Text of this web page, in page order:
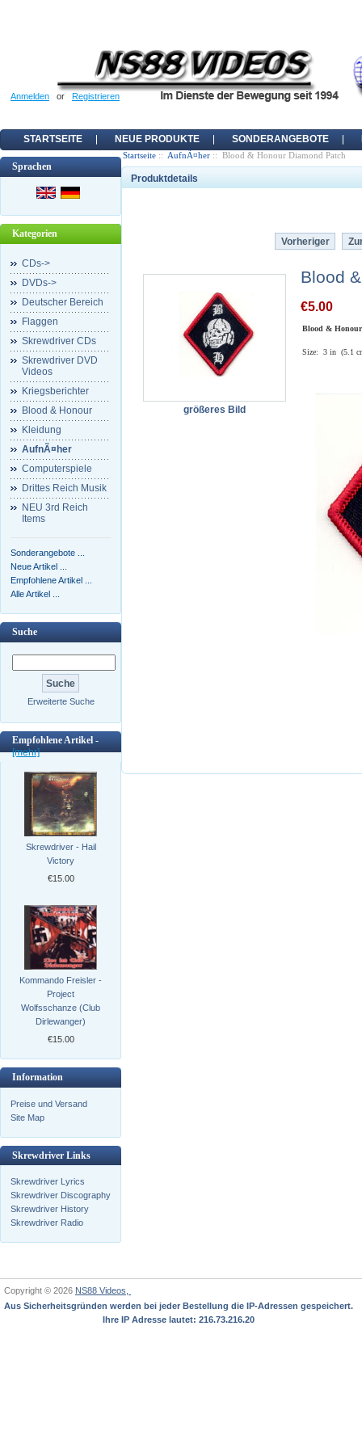
Anmelden or Registrieren
STARTSEITE NEUE PRODUKTE SONDERANGEBOTE
Sprachen
Kategorien
CDs->
DVDs->
Deutscher Bereich
Flaggen
Skrewdriver CDs
Skrewdriver DVD
Videos
Kriegsberichter
Blood & Honour
Kleidung
AufnÃ¤her
Computerspiele
Drittes Reich Musik
NEU 3rd Reich
Items
Sonderangebote ...
Neue Artikel ...
Empfohlene Artikel ...
Alle Artikel ...
Suche
Erweiterte Suche
Empfohlene Artikel -
[mehr]
Skrewdriver - Hail
Victory
€15.00
Kommando Freisler -
Project
Wolfsschanze (Club
Dirlewanger)
€15.00
Information
Preise und Versand
Site Map
Skrewdriver Links
Skrewdriver Lyrics
Skrewdriver Discography
Skrewdriver History
Skrewdriver Radio
Startseite :: AufnÃ¤her :: Blood & Honour Diamond Patch
Produktdetails
Vorheriger
größeres Bild
Blood
€5.00
Blood &
Size: 3 in (5.1
Copyright © 2026 NS88 Videos,
Aus Sicherheitsgründen werden bei jeder Bestellung die IP-Adressen gespeichert.
Ihre IP Adresse lautet: 216.73.216.20